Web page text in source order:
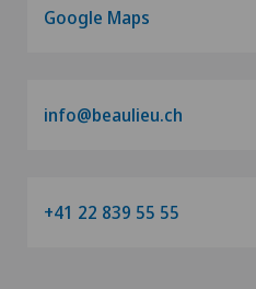
Google Maps
info@beaulieu.ch
+41 22 839 55 55